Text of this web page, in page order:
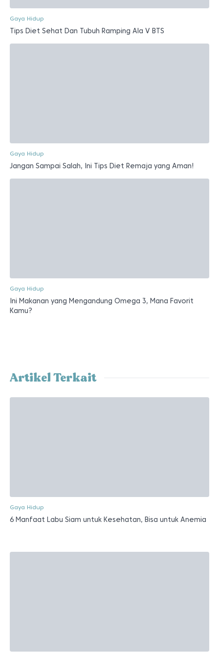
Gaya Hidup
Tips Diet Sehat Dan Tubuh Ramping Ala V BTS
Gaya Hidup
Jangan Sampai Salah, Ini Tips Diet Remaja yang Aman!
Gaya Hidup
Ini Makanan yang Mengandung Omega 3, Mana Favorit
Kamu?
Artikel Terkait
Gaya Hidup
6 Manfaat Labu Siam untuk Kesehatan, Bisa untuk Anemia